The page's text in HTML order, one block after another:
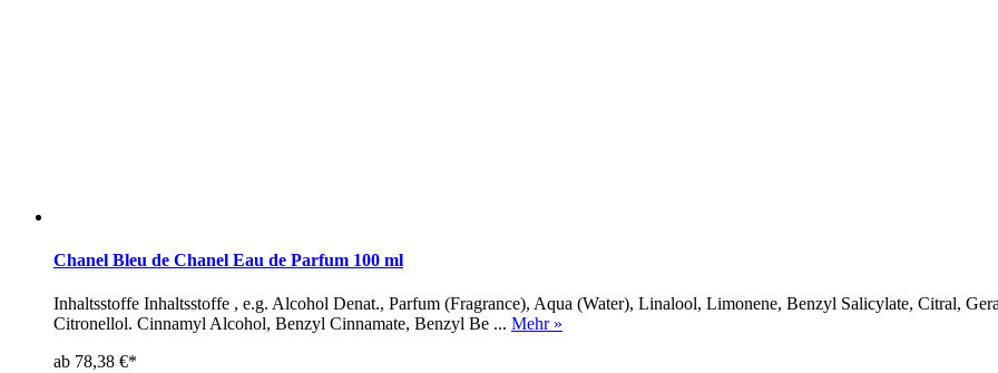
Chanel Bleu de Chanel Eau de Parfum 100 ml
Inhaltsstoffe Inhaltsstoffe , e.g. Alcohol Denat., Parfum (Fragrance), Aqua (Water), Linalool, Limonene, Benzyl Salicylate, Citral,
Citronellol. Cinnamyl Alcohol, Benzyl Cinnamate, Benzyl Be ... Mehr »
ab 78,38 €*